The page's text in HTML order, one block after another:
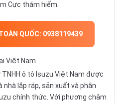
Cực thám hiểm.
QUỐC: 0938119439
Việt Nam
ô tô Isuzu Việt Nam được
nhà lắp ráp, sản xuất và phân
chính thức. Với phương châm